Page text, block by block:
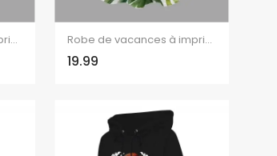
Robe de vacances à imprimé floral hibiscus et feuilles ondulées, buste froncé Robe de vacances à imprimé floral perroquet et feuilles, bretelles spaghetti
19.99